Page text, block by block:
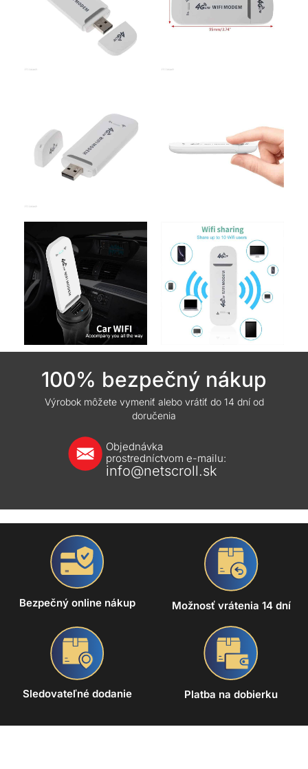
100% bezpečný nákup
Výrobok môžete vymeniť alebo vrátiť do 14 dní od
doručenia
Objednávka
prostredníctvom e-mailu:
info@netscroll.sk
Bezpečný online nákup Možnosť vrátenia 14 dní
Sledovateľné dodanie Platba na dobierku